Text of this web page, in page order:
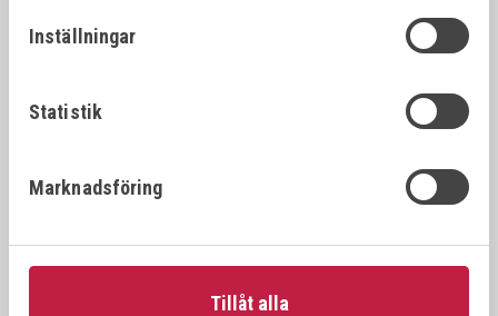
Inställningar
Statistik
Marknadsföring
Tillåt alla
26396
22x2.0
26397